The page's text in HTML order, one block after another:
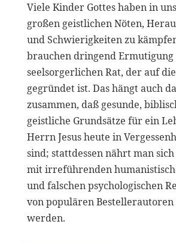
Viele Kinder Gottes haben in
großen geistlichen Nöten,
und Schwierigkeiten zu
brauchen dringend Ermutigung
seelsorgerlichen Rat, der auf
gegründet ist. Das hängt auch
zusammen, daß gesunde,
geistliche Grundsätze für ein
Herrn Jesus heute in
sind; stattdessen nährt man
mit irreführenden
und falschen psychologischen
von populären
werden.